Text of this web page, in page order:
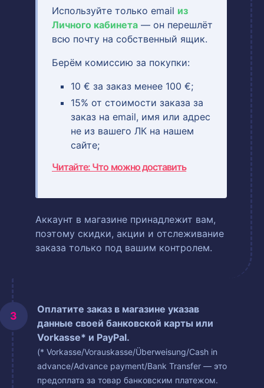
Используйте только email из
Личного кабинета — он перешлёт
всю почту на собственный ящик.
Берём комиссию за покупки:
10 € за заказ менее 100 €;
15% от стоимости заказа за
заказ на email, имя или адрес
не из вашего ЛК на нашем
сайте;
Читайте: Что можно доставить
Аккаунт в магазине принадлежит вам,
поэтому скидки, акции и отслеживание
заказа только под вашим контролем.
Оплатите заказ в магазине указав
данные своей банковской карты или
Vorkasse* и PayPal.
(* Vorkasse/Vorauskasse/Überweisung/Cash in
advance/Advance payment/Bank Transfer — это
предоплата за товар банковским платежом.